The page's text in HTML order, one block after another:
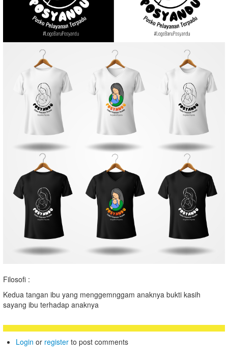
Filosofi :
Kedua tangan ibu yang menggemnggam anaknya bukti kasih
sayang ibu terhadap anaknya
Login or register to post comments